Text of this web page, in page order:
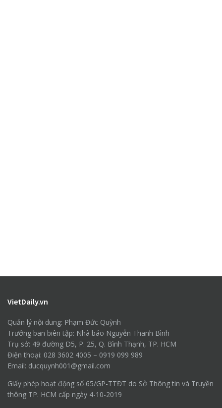
VietDaily.vn
Quản lý nội dung: Phạm Đức Quỳnh
Trưởng ban biên tập: Nhà báo Nguyễn Thanh Bình
Trụ sở: 49 đường D5, P. 25, Q. Bình Thạnh, TP. HCM
Điện thoại: 028 3602 4005 – 0919 099 989
Email: ducquynh001@gmail.com
Giấy phép hoạt động số 65/GP-TTĐT do Sở Thông tin và Truyền
thông TP. HCM cấp ngày 4-10-2019